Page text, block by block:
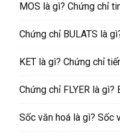
MOS là gì? Chứng chỉ
Chứng chỉ BULATS là
KET là gì? Chứng chỉ
Chứng chỉ FLYER là gì?
Sốc văn hoá là gì? Sốc